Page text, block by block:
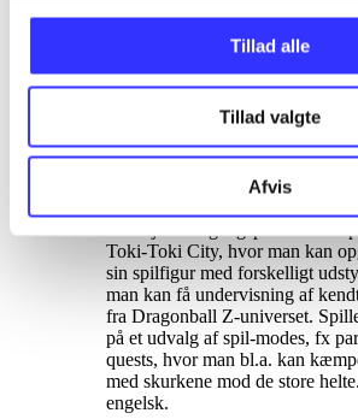
Tillad alle
Tillad valgte
Afvis
manipuleret med hændelserne i
kampe som har fundet sted
og således bragt nutiden i fare.
derfor brug for en stærk kriger
rod skurkene har lavet. Man
sin egen karakter og drager
Her kæmper man side om side
Gohan og mange andre i tidernes
Toki-Toki City, hvor man kan
sin spilfigur med forskelligt
man kan få undervisning af
fra Dragonball Z-universet.
på et udvalg af spil-modes, fx
quests, hvor man bl.a. kan
med skurkene mod de store
engelsk.